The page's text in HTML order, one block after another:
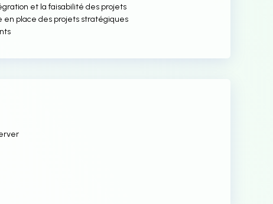
et la faisabilité des projets
en place des projets stratégiques